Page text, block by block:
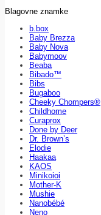
Blagovne znamke
b.box
Baby Brezza
Baby Nova
Babymoov
Beaba
Bibado™
Bibs
Bugaboo
Cheeky Chompers®
Childhome
Curaprox
Done by Deer
Dr. Brown’s
Elodie
Haakaa
KAOS
Minikoioi
Mother-K
Mushie
Nanobébé
Neno